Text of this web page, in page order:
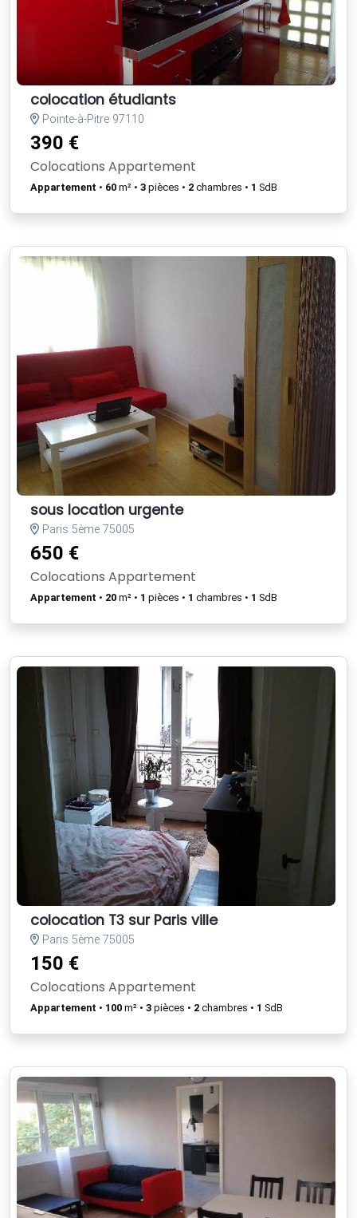
colocation étudiants
Pointe-à-Pitre 97110
390 €
Colocations Appartement
Appartement • 60 m² • 3 pièces • 2 chambres • 1 SdB
sous location urgente
Paris 5ème 75005
650 €
Colocations Appartement
Appartement • 20 m² • 1 pièces • 1 chambres • 1 SdB
colocation T3 sur Paris ville
Paris 5ème 75005
150 €
Colocations Appartement
Appartement • 100 m² • 3 pièces • 2 chambres • 1 SdB